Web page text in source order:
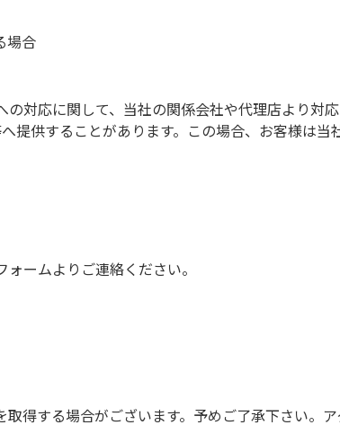
場合
対応に関して、当社の関係会社や代理店より対
提供することがあります。この場合、お客様は当
ームよりご連絡ください。
得する場合がございます。予めご了承下さい。